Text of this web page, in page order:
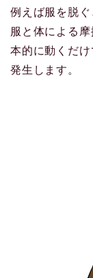
例えば服を脱
服と体による
本的に動くだ
発生します。